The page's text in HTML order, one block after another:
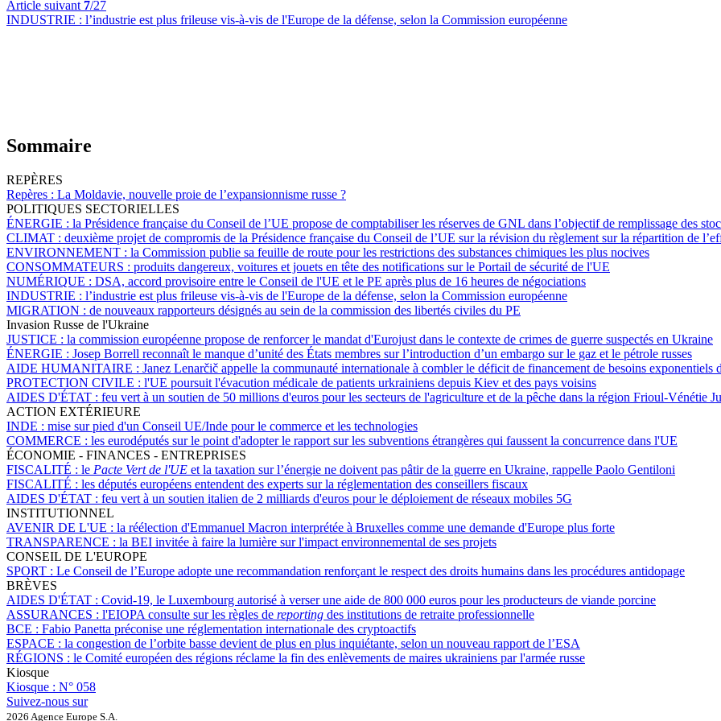
Article suivant 7/27
INDUSTRIE : l’industrie est plus frileuse vis-à-vis de l'Europe de la défense, selon la Commission européenne
Sommaire
REPÈRES
Repères : La Moldavie, nouvelle proie de l’expansionnisme russe ?
POLITIQUES SECTORIELLES
ÉNERGIE : la Présidence française du Conseil de l’UE propose de comptabiliser les réserves de GNL dans l’objectif de remplissage des
CLIMAT : deuxième projet de compromis de la Présidence française du Conseil de l’UE sur la révision du règlement sur la répartition de
ENVIRONNEMENT : la Commission publie sa feuille de route pour les restrictions des substances chimiques les plus nocives
CONSOMMATEURS : produits dangereux, voitures et jouets en tête des notifications sur le Portail de sécurité de l'UE
NUMÉRIQUE : DSA, accord provisoire entre le Conseil de l'UE et le PE après plus de 16 heures de négociations
INDUSTRIE : l’industrie est plus frileuse vis-à-vis de l'Europe de la défense, selon la Commission européenne
MIGRATION : de nouveaux rapporteurs désignés au sein de la commission des libertés civiles du PE
Invasion Russe de l'Ukraine
JUSTICE : la commission européenne propose de renforcer le mandat d'Eurojust dans le contexte de crimes de guerre suspectés en Ukraine
ÉNERGIE : Josep Borrell reconnaît le manque d’unité des États membres sur l’introduction d’un embargo sur le gaz et le pétrole russes
AIDE HUMANITAIRE : Janez Lenarčič appelle la communauté internationale à combler le déficit de financement de besoins exponentiels
PROTECTION CIVILE : l'UE poursuit l'évacution médicale de patients urkrainiens depuis Kiev et des pays voisins
AIDES D'ÉTAT : feu vert à un soutien de 50 millions d'euros pour les secteurs de l'agriculture et de la pêche dans la région Frioul-Vénétie
ACTION EXTÉRIEURE
INDE : mise sur pied d'un Conseil UE/Inde pour le commerce et les technologies
COMMERCE : les eurodéputés sur le point d'adopter le rapport sur les subventions étrangères qui faussent la concurrence dans l'UE
ÉCONOMIE - FINANCES - ENTREPRISES
FISCALITÉ : le Pacte Vert de l'UE et la taxation sur l’énergie ne doivent pas pâtir de la guerre en Ukraine, rappelle Paolo Gentiloni
FISCALITÉ : les députés européens entendent des experts sur la réglementation des conseillers fiscaux
AIDES D'ÉTAT : feu vert à un soutien italien de 2 milliards d'euros pour le déploiement de réseaux mobiles 5G
INSTITUTIONNEL
AVENIR DE L'UE : la réélection d'Emmanuel Macron interprétée à Bruxelles comme une demande d'Europe plus forte
TRANSPARENCE : la BEI invitée à faire la lumière sur l'impact environnemental de ses projets
CONSEIL DE L'EUROPE
SPORT : Le Conseil de l’Europe adopte une recommandation renforçant le respect des droits humains dans les procédures antidopage
BRÈVES
AIDES D'ÉTAT : Covid-19, le Luxembourg autorisé à verser une aide de 800 000 euros pour les producteurs de viande porcine
ASSURANCES : l'EIOPA consulte sur les règles de reporting des institutions de retraite professionnelle
BCE : Fabio Panetta préconise une réglementation internationale des cryptoactifs
ESPACE : la congestion de l’orbite basse devient de plus en plus inquiétante, selon un nouveau rapport de l’ESA
RÉGIONS : le Comité européen des régions réclame la fin des enlèvements de maires ukrainiens par l'armée russe
Kiosque
Kiosque : N° 058
Suivez-nous sur
2026 Agence Europe S.A.